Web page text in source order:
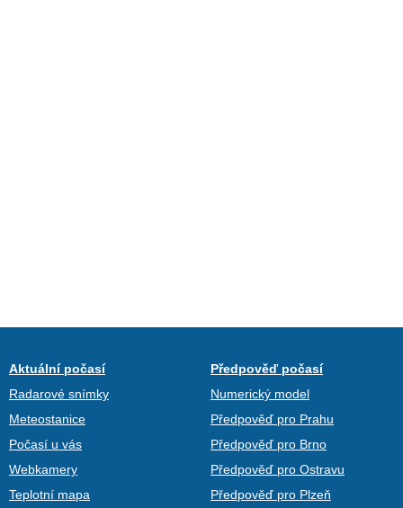
Aktuální počasí
Radarové snímky
Meteostanice
Počasí u vás
Webkamery
Teplotní mapa
Předpověď počasí
Numerický model
Předpověď pro Prahu
Předpověď pro Brno
Předpověď pro Ostravu
Předpověď pro Plzeň